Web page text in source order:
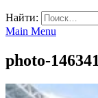
Найти:
Main Menu
photo-